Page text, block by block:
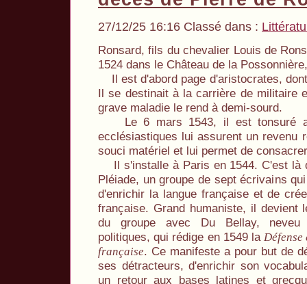
27/12/25 16:16 Classé dans :
Ronsard, fils du chevalier Louis de
1524 dans le Château de la
Il est d'abord page d'aristocrates,
Il se destinait à la carrière de militaire
grave maladie le rend à demi-sourd.
Le 6 mars 1543, il est tonsuré
ecclésiastiques lui assurent un revenu
souci matériel et lui permet de
Il s'installe à Paris en 1544. C'est là
Pléiade, un groupe de sept écrivains
d'enrichir la langue française et de
française. Grand humaniste, il devient
du groupe avec Du Bellay, neveu
politiques, qui rédige en 1549 la
française. Ce manifeste a pour but de
ses détracteurs, d'enrichir son
un retour aux bases latines et